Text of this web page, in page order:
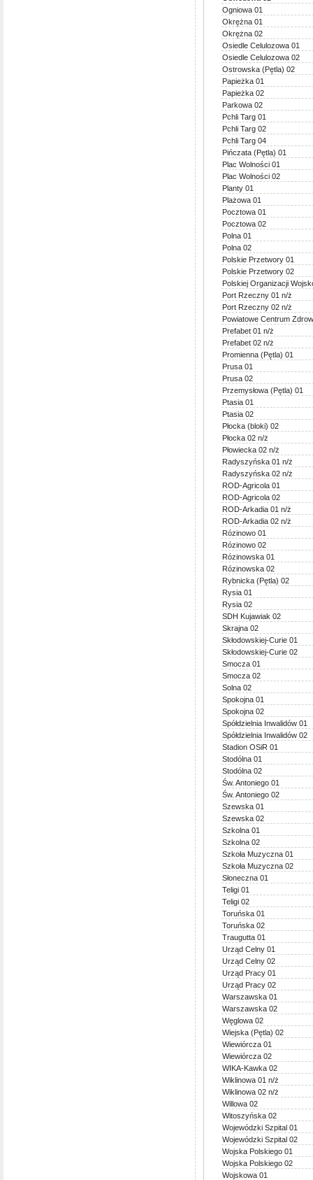
Ogniowa 01
Okrężna 01
Okrężna 02
Osiedle Celulozowa 01
Osiedle Celulozowa 02
Ostrowska (Pętla) 02
Papieżka 01
Papieżka 02
Parkowa 02
Pchli Targ 01
Pchli Targ 02
Pchli Targ 04
Pińczata (Pętla) 01
Plac Wolności 01
Plac Wolności 02
Planty 01
Plażowa 01
Pocztowa 01
Pocztowa 02
Polna 01
Polna 02
Polskie Przetwory 01
Polskie Przetwory 02
Polskiej Organizacji
Port Rzeczny 01 n/ż
Port Rzeczny 02 n/ż
Powiatowe Centrum
Prefabet 01 n/ż
Prefabet 02 n/ż
Promienna (Pętla) 01
Prusa 01
Prusa 02
Przemysłowa (Pętla) 01
Ptasia 01
Ptasia 02
Płocka (bloki) 02
Płocka 02 n/ż
Płowiecka 02 n/ż
Radyszyńska 01 n/ż
Radyszyńska 02 n/ż
ROD-Agricola 01
ROD-Agricola 02
ROD-Arkadia 01 n/ż
ROD-Arkadia 02 n/ż
Rózinowo 01
Rózinowo 02
Rózinowska 01
Rózinowska 02
Rybnicka (Pętla) 02
Rysia 01
Rysia 02
SDH Kujawiak 02
Skrajna 02
Skłodowskiej-Curie 01
Skłodowskiej-Curie 02
Smocza 01
Smocza 02
Solna 02
Spokojna 01
Spokojna 02
Spółdzielnia Inwalidów 01
Spółdzielnia Inwalidów 02
Stadion OSiR 01
Stodólna 01
Stodólna 02
Św. Antoniego 01
Św. Antoniego 02
Szewska 01
Szewska 02
Szkolna 01
Szkolna 02
Szkoła Muzyczna 01
Szkoła Muzyczna 02
Słoneczna 01
Teligi 01
Teligi 02
Toruńska 01
Toruńska 02
Traugutta 01
Urząd Celny 01
Urząd Celny 02
Urząd Pracy 01
Urząd Pracy 02
Warszawska 01
Warszawska 02
Węglowa 02
Wiejska (Pętla) 02
Wiewiórcza 01
Wiewiórcza 02
WIKA-Kawka 02
Wiklinowa 01 n/ż
Wiklinowa 02 n/ż
Willowa 02
Witoszyńska 02
Wojewódzki Szpital 01
Wojewódzki Szpital 02
Wojska Polskiego 01
Wojska Polskiego 02
Wojskowa 01